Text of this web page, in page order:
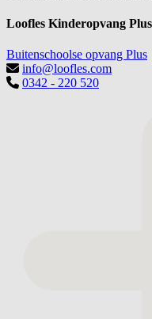
Loofles Kinderopvang
Buitenschoolse opvang Plus
info@loofles.com
0342 - 220 520